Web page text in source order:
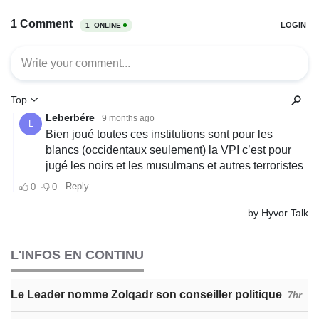
L'INFOS EN CONTINU
Le Leader nomme Zolqadr son conseiller politique 7hr